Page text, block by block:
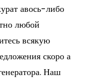
авось-либо
любой
всякую
скоро а
Наш